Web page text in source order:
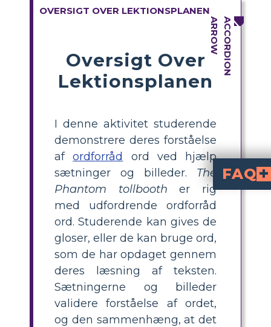
OVERSIGT OVER LEKTIONSPLANEN
Oversigt Over
Lektionsplanen
I denne aktivitet studerende
demonstrere deres forståelse
afordforråd
ord ved hjælp
sætninger og billeder. The
Phantom tollbooth er rig
med udfordrende ordforråd
ord. Studerende kan gives de
gloser, eller de kan bruge ord,
som de har opdaget gennem
deres læsning af teksten.
Sætningerne og billeder
validere forståelse af ordet,
og den sammenhæng, at det
FAQ